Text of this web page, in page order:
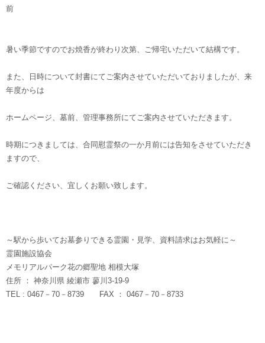
前
暑い季節ですのでお焼香が終わり次第、ご帰宅いただいて結構です。
また、日時について封書にてご案内させていただいておりましたが、来
年度からは
ホームページ、墓前、管理事務所にてご案内させていただきます。
時期につきましては、合同慰霊祭の一か月前には告知をさせていただき
ますので、
ご確認ください、宜しくお願い致します。
～駅から歩いてお墓参りできる霊園・見学、資料請求はお気軽に～
霊園施設協会
メモリアルパーク花の郷聖地 相模大塚
住所 ： 神奈川県 綾瀬市 蓼川3-19-9
TEL : 0467－70－8739 FAX ： 0467－70－8733